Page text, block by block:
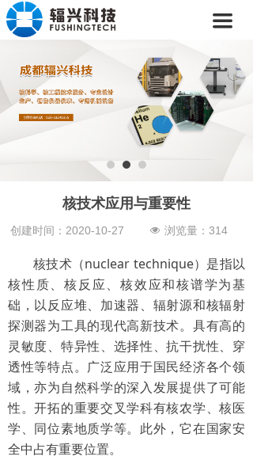
끀
首页
产品中心
新闻动态
核技术应用与重要性
核技术（nuclear technique）是指以
核性质、核反应、核效应和核谱学为基
础，以反应堆、加速器、辐射源和核辐射
探测器为工具的现代高新技术。具有高的
灵敏度、特异性、选择性、抗干扰性、穿
透性等特点。广泛应用于国民经济各个领
域，亦为自然科学的深入发展提供了可能
性。开拓的重要交叉学科有核农学、核医
学、同位素地质学等。此外，它在国家安
全中占有重要位置。
创建时间： 2020-10-27 넶 浏览量： 314